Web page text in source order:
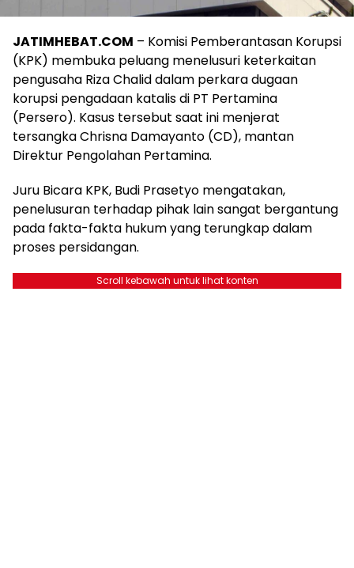
JATIMHEBAT.COM – Komisi Pemberantasan Korupsi
(KPK) membuka peluang menelusuri keterkaitan
pengusaha Riza Chalid dalam perkara dugaan
korupsi pengadaan katalis di PT Pertamina
(Persero). Kasus tersebut saat ini menjerat
tersangka Chrisna Damayanto (CD), mantan
Direktur Pengolahan Pertamina.
Juru Bicara KPK, Budi Prasetyo mengatakan,
penelusuran terhadap pihak lain sangat bergantung
pada fakta-fakta hukum yang terungkap dalam
proses persidangan.
Scroll kebawah untuk lihat konten